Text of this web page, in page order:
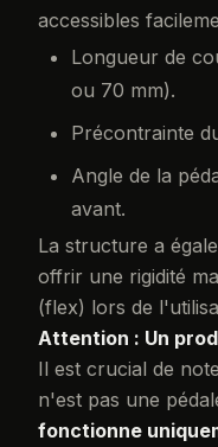
accessibles
Longueur de
ou 70 mm).
Précontrainte
Angle de la
avant.
La structure a
offrir une rigidité
(flex) lors de
Attention : Un
Il est crucial de
n'est pas une
fonctionne